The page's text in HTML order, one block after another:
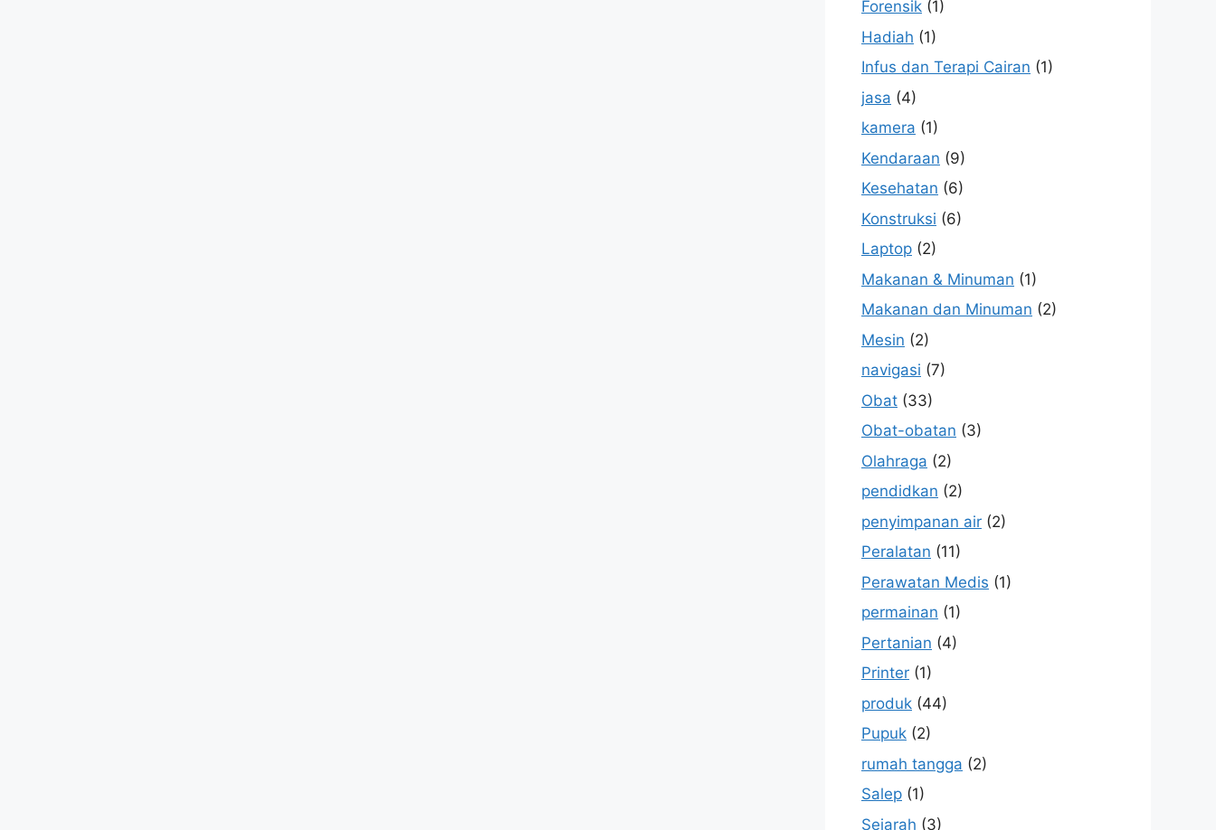
Forensik (1)
Hadiah (1)
Infus dan Terapi Cairan (1)
jasa (4)
kamera (1)
Kendaraan (9)
Kesehatan (6)
Konstruksi (6)
Laptop (2)
Makanan & Minuman (1)
Makanan dan Minuman (2)
Mesin (2)
navigasi (7)
Obat (33)
Obat-obatan (3)
Olahraga (2)
pendidkan (2)
penyimpanan air (2)
Peralatan (11)
Perawatan Medis (1)
permainan (1)
Pertanian (4)
Printer (1)
produk (44)
Pupuk (2)
rumah tangga (2)
Salep (1)
Sejarah (3)